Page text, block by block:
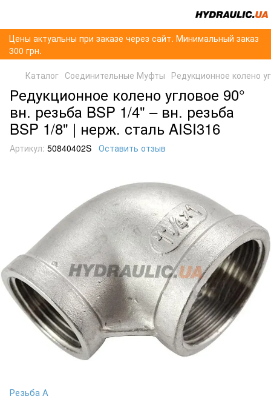
Цены актуальны при заказе через сайт. Минимальный заказ
300 грн.
Каталог Соединительные Муфты Редукционное колено
Редукционное колено угловое 90°
вн. резьба BSP 1/4" – вн. резьба
BSP 1/8" | нерж. сталь AISI316
Артикул: 50840402S Оставить отзыв
Резьба А